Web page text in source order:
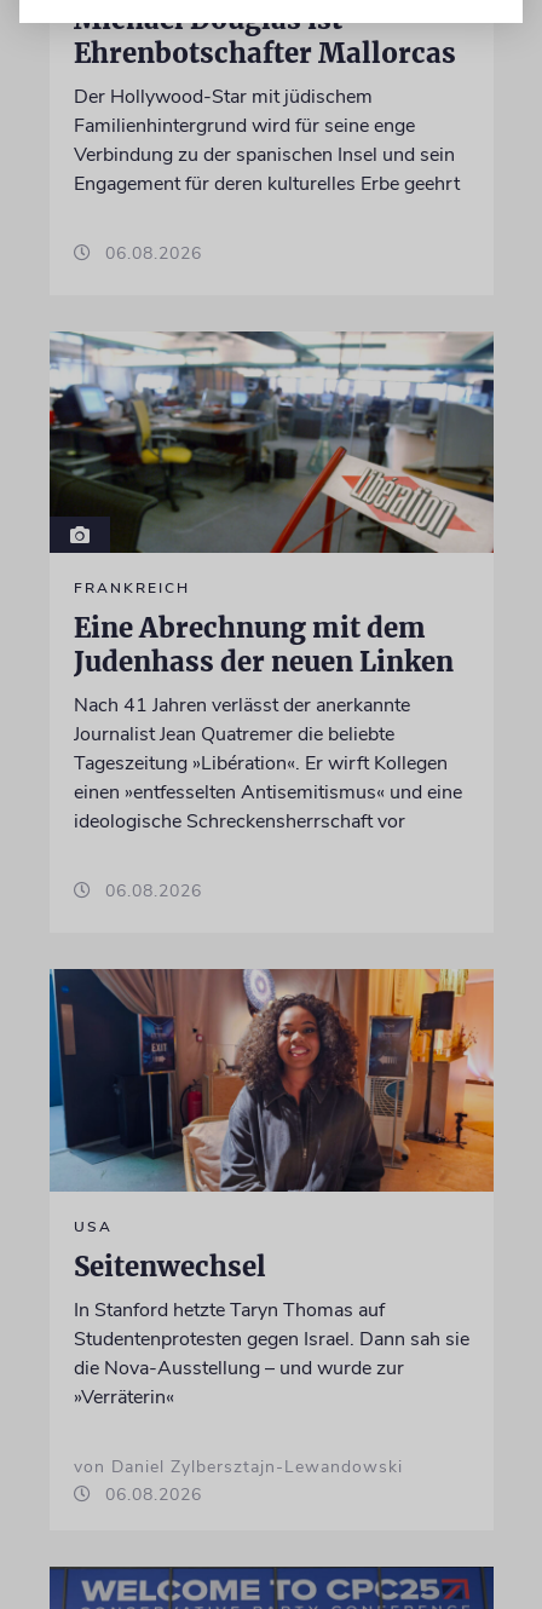
Michael Douglas ist
Ehrenbotschafter Mallorcas
Der Hollywood-Star mit jüdischem
Familienhintergrund wird für seine enge
Verbindung zu der spanischen Insel und sein
Engagement für deren kulturelles Erbe geehrt
06.08.2026
FRANKREICH
Eine Abrechnung mit dem
Judenhass der neuen Linken
Nach 41 Jahren verlässt der anerkannte
Journalist Jean Quatremer die beliebte
Tageszeitung »Libération«. Er wirft Kollegen
einen »entfesselten Antisemitismus« und eine
ideologische Schreckensherrschaft vor
06.08.2026
USA
Seitenwechsel
In Stanford hetzte Taryn Thomas auf
Studentenprotesten gegen Israel. Dann sah sie
die Nova-Ausstellung – und wurde zur
»Verräterin«
von Daniel Zylbersztajn-Lewandowski
06.08.2026